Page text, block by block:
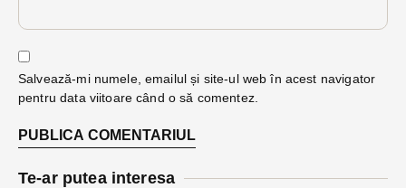
Salvează-mi numele, emailul și site-ul web în acest navigator
pentru data viitoare când o să comentez.
Te-ar putea interesa